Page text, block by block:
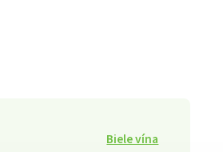
Biele vína